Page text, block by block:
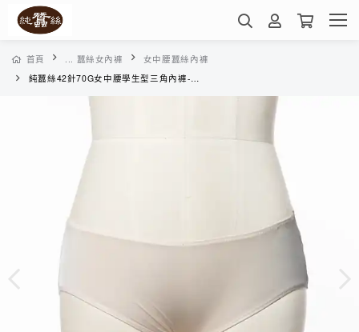
首頁 ... 蠶絲女內褲
女中腰蠶絲內褲
純蠶絲42針70G女中腰學生型三角內褲-XWA1A1028A(膚色)